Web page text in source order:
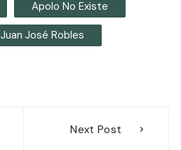
Apolo No Existe
Juan José Robles
Next Post